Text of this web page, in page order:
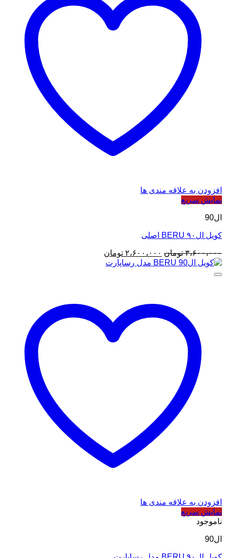
افزودن به علاقه مندی ها
نمایش سریع
ال90
کویل ال۹۰ BERU اصلی
۳،۶۰۰،۰۰۰ تومان قیمت
اصلی
۲،۶۰۰،۰۰۰ تومان
افزودن به علاقه مندی ها
نمایش سریع
ناموجود
ال90